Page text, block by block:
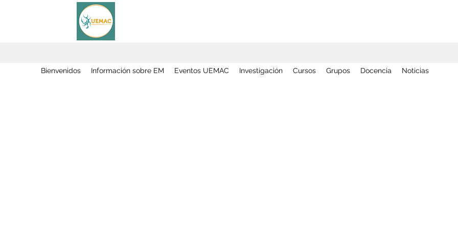
Bienvenidos Información sobre EM Eventos UEMAC Investigación Cursos Grupos Docencia Noticias